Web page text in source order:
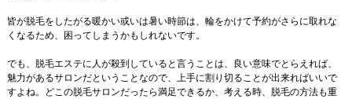
皆が脱毛をしたがる暖かい或いは暑い時節は、輪をかけて予約がさらに取れな
くなるため、困ってしまうかもしれないです。
でも、脱毛エステに人が殺到していると言うことは、良い意味でとらえれば、
魅力があるサロンだということなので、上手に割り切ることが出来ればいいで
すよね。どこの脱毛サロンだったら満足できるか、考える時、脱毛の方法も重